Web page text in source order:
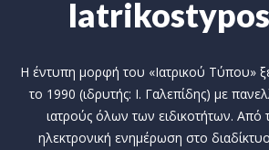
Η έντυπη μορφή του «Ιατρικού Τύπου»
το 1990 (ιδρυτής: Ι. Γαλεπίδης) με
ιατρούς όλων των ειδικοτήτων. Από
ηλεκτρονική ενημέρωση στο